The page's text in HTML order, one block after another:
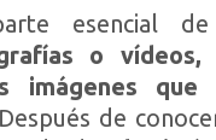
esencial
o vídeos,
imágenes que
Después de